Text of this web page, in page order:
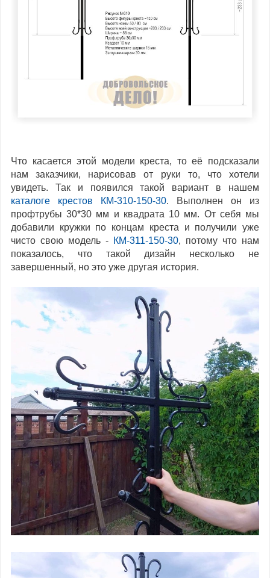
Что касается этой модели креста, то её подсказали
нам заказчики, нарисовав от руки то, что хотели
увидеть. Так и появился такой вариант в нашем
каталоге крестов
КМ-310-150-30. Выполнен он из
профтрубы 30*30 мм и квадрата 10 мм. От себя мы
добавили кружки по концам креста и получили уже
чисто свою модель - КМ-311-150-30, потому что нам
показалось, что такой дизайн несколько не
завершенный, но это уже другая история.